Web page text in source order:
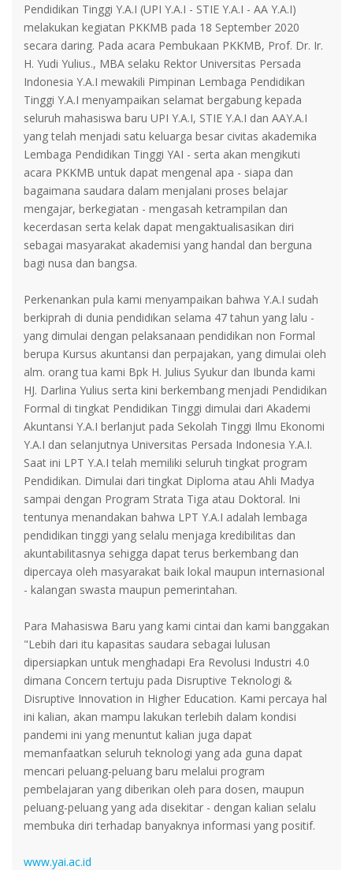
Pendidikan Tinggi Y.A.I (UPI Y.A.I - STIE Y.A.I - AA Y.A.I)
melakukan kegiatan PKKMB pada 18 September 2020
secara daring. Pada acara Pembukaan PKKMB, Prof. Dr. Ir.
H. Yudi Yulius., MBA selaku Rektor Universitas Persada
Indonesia Y.A.I mewakili Pimpinan Lembaga Pendidikan
Tinggi Y.A.I menyampaikan selamat bergabung kepada
seluruh mahasiswa baru UPI Y.A.I, STIE Y.A.I dan AAY.A.I
yang telah menjadi satu keluarga besar civitas akademika
Lembaga Pendidikan Tinggi YAI - serta akan mengikuti
acara PKKMB untuk dapat mengenal apa - siapa dan
bagaimana saudara dalam menjalani proses belajar
mengajar, berkegiatan - mengasah ketrampilan dan
kecerdasan serta kelak dapat mengaktualisasikan diri
sebagai masyarakat akademisi yang handal dan berguna
bagi nusa dan bangsa.
Perkenankan pula kami menyampaikan bahwa Y.A.I sudah
berkiprah di dunia pendidikan selama 47 tahun yang lalu -
yang dimulai dengan pelaksanaan pendidikan non Formal
berupa Kursus akuntansi dan perpajakan, yang dimulai oleh
alm. orang tua kami Bpk H. Julius Syukur dan Ibunda kami
HJ. Darlina Yulius serta kini berkembang menjadi Pendidikan
Formal di tingkat Pendidikan Tinggi dimulai dari Akademi
Akuntansi Y.A.I berlanjut pada Sekolah Tinggi Ilmu Ekonomi
Y.A.I dan selanjutnya Universitas Persada Indonesia Y.A.I.
Saat ini LPT Y.A.I telah memiliki seluruh tingkat program
Pendidikan. Dimulai dari tingkat Diploma atau Ahli Madya
sampai dengan Program Strata Tiga atau Doktoral. Ini
tentunya menandakan bahwa LPT Y.A.I adalah lembaga
pendidikan tinggi yang selalu menjaga kredibilitas dan
akuntabilitasnya sehigga dapat terus berkembang dan
dipercaya oleh masyarakat baik lokal maupun internasional
- kalangan swasta maupun pemerintahan.
Para Mahasiswa Baru yang kami cintai dan kami banggakan
"Lebih dari itu kapasitas saudara sebagai lulusan
dipersiapkan untuk menghadapi Era Revolusi Industri 4.0
dimana Concern tertuju pada Disruptive Teknologi &
Disruptive Innovation in Higher Education. Kami percaya hal
ini kalian, akan mampu lakukan terlebih dalam kondisi
pandemi ini yang menuntut kalian juga dapat
memanfaatkan seluruh teknologi yang ada guna dapat
mencari peluang-peluang baru melalui program
pembelajaran yang diberikan oleh para dosen, maupun
peluang-peluang yang ada disekitar - dengan kalian selalu
membuka diri terhadap banyaknya informasi yang positif.
www.yai.ac.id